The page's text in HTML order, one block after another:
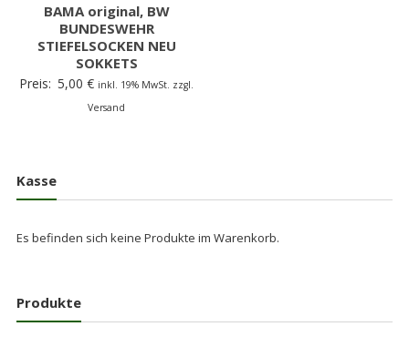
BAMA original, BW
BUNDESWEHR
STIEFELSOCKEN NEU
SOKKETS
Preis: 5,00€ inkl. 19% MwSt. zzgl.
Versand
Kasse
Es befinden sich keine Produkte im Warenkorb.
Produkte